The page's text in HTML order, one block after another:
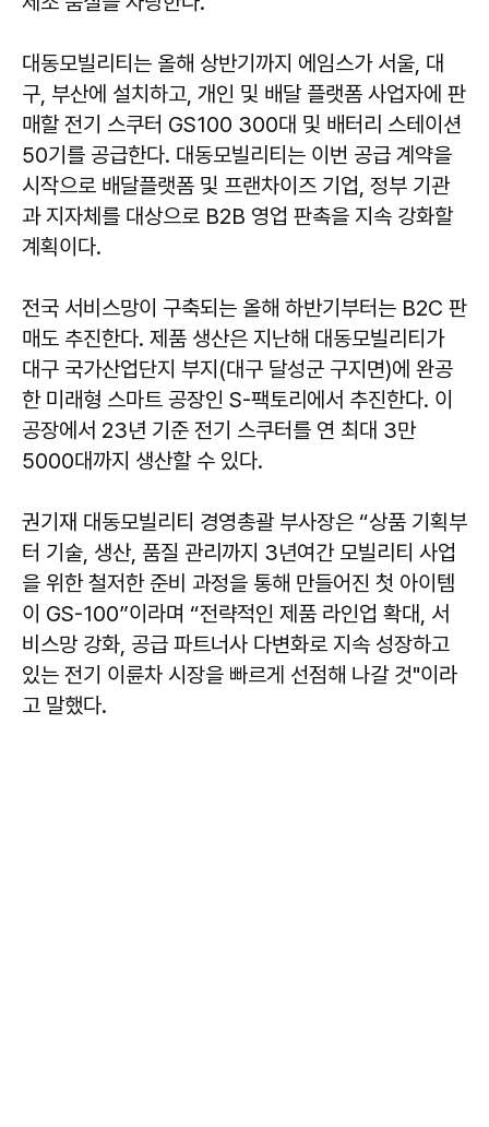
대동모빌리티는 올해 상반기까지 에임스가 서울, 대
구, 부산에 설치하고, 개인 및 배달 플랫폼 사업자에 판
매할 전기 스쿠터 GS100 300대 및 배터리 스테이션
50기를 공급한다. 대동모빌리티는 이번 공급 계약을
시작으로 배달플랫폼 및 프랜차이즈 기업, 정부 기관
과 지자체를 대상으로 B2B 영업 판촉을 지속 강화할
계획이다.
전국 서비스망이 구축되는 올해 하반기부터는 B2C 판
매도 추진한다. 제품 생산은 지난해 대동모빌리티가
대구 국가산업단지 부지(대구 달성군 구지면)에 완공
한 미래형 스마트 공장인 S-팩토리에서 추진한다. 이
공장에서 23년 기준 전기 스쿠터를 연 최대 3만
5000대까지 생산할 수 있다.
권기재 대동모빌리티 경영총괄 부사장은 “상품 기획부
터 기술, 생산, 품질 관리까지 3년여간 모빌리티 사업
을 위한 철저한 준비 과정을 통해 만들어진 첫 아이템
이 GS-100”이라며 “전략적인 제품 라인업 확대, 서
비스망 강화, 공급 파트너사 다변화로 지속 성장하고
있는 전기 이륜차 시장을 빠르게 선점해 나갈 것"이라
고 말했다.